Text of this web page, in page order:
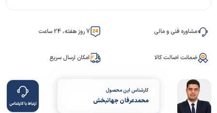
مشاوره فنی و مالی 7 روز هفته، 24 ساعت
ضمانت اصالت کالا امکان ارسال سریع
کارشناس این محصول
محمدعرفان جهانبخش ارتباط با کارشناس